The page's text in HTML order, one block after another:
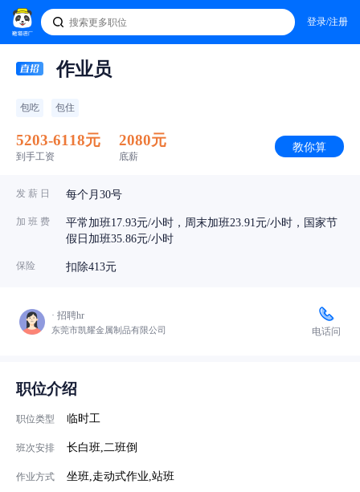
登录/注册
作业员
包吃 包住
5203-6118元
到手工资
2080元
底薪
教你算
发 薪 日 每个月30号
加 班 费
平常加班17.93元/小时，周末加班23.91元/小时，国家节
假日加班35.86元/小时
保险 扣除413元
· 招聘hr
东莞市凯耀金属制品有限公司 电话问
职位介绍
职位类型 临时工
班次安排 长白班,二班倒
作业方式 坐班,走动式作业,站班